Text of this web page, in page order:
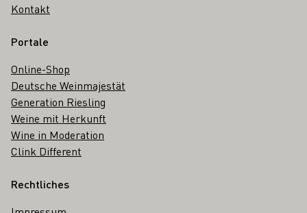
Kontakt
Portale
Online-Shop
Deutsche Weinmajestät
Generation Riesling
Weine mit Herkunft
Wine in Moderation
Clink Different
Rechtliches